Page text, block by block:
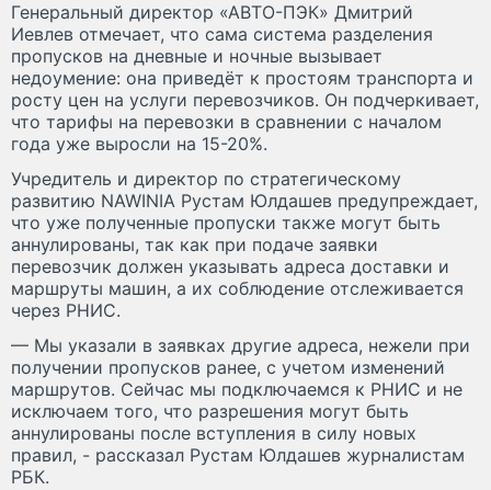
Генеральный директор «АВТО-ПЭК» Дмитрий
Иевлев отмечает, что сама система разделения
пропусков на дневные и ночные вызывает
недоумение: она приведёт к простоям транспорта и
росту цен на услуги перевозчиков. Он подчеркивает,
что тарифы на перевозки в сравнении с началом
года уже выросли на 15-20%.
Учредитель и директор по стратегическому
развитию NAWINIA Рустам Юлдашев предупреждает,
что уже полученные пропуски также могут быть
аннулированы, так как при подаче заявки
перевозчик должен указывать адреса доставки и
маршруты машин, а их соблюдение отслеживается
через РНИС.
— Мы указали в заявках другие адреса, нежели при
получении пропусков ранее, с учетом изменений
маршрутов. Сейчас мы подключаемся к РНИС и не
исключаем того, что разрешения могут быть
аннулированы после вступления в силу новых
правил, - рассказал Рустам Юлдашев журналистам
РБК.